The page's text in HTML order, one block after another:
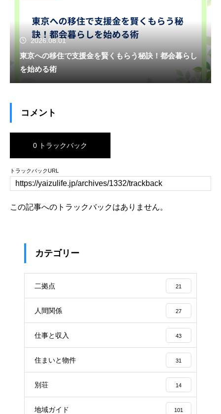
2026.08.01
東京への移住で支援金を賢くもらう秘訣！都会暮らし
を始める術
コメント
0 トラックバック
トラックバックURL
この記事へのトラックバックはありません。
カテゴリー
二拠点 21
人間関係 27
仕事と収入 43
住まいと物件 31
別荘 14
地域ガイド 101